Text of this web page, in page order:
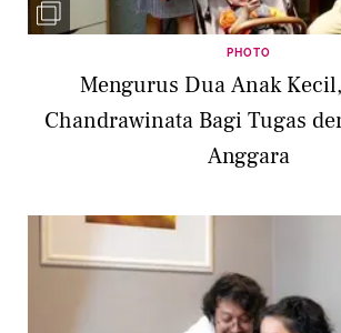
PHOTO
Mengurus Dua Anak
Chandrawinata Bagi Tugas
Anggara